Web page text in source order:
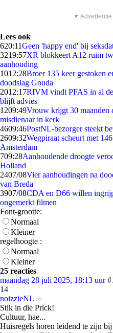
▼
Lees ook
620:11Geen 'happy end' bij
3219:57XR blokkeert A12 ruim
aanhouding
1012:28Broer 135 keer gestoken
doodslag Gouda
2012:17RIVM vindt PFAS in al
blijft advies
1209:49Vrouw krijgt 30 maanden
misdienaar in kerk
4609:46PostNL-bezorger steekt
2609:32Wegpiraat scheurt met
Amsterdam
709:28Aanhoudende droogte
Holland
2407/08Vier aanhoudingen na
van Breda
3907/08CDA en D66 willen
ongemerkt filmen
Font-grootte:
Normaal
Kleiner
regelhoogte :
Normaal
Kleiner
25 reacties
maandag 28 juli 2025, 18:13 uur
14
noizzieNL
Stik in die Prick!
Cultuur, hae...
Huisregels horen leidend te zijn